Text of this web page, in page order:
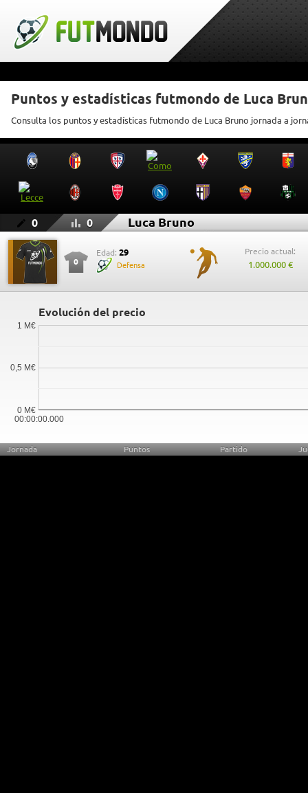
Puntos y estadísticas futmondo de Luca
Consulta los puntos y estadísticas futmondo de Luca Bruno jornada a
0 0 Luca Bruno
0
Edad: 29
Defensa
Precio actual:
1.000.000 €
Evolución del precio
00:00:00.000
0 M€
0,5 M€
1 M€
Jornada Puntos Partido